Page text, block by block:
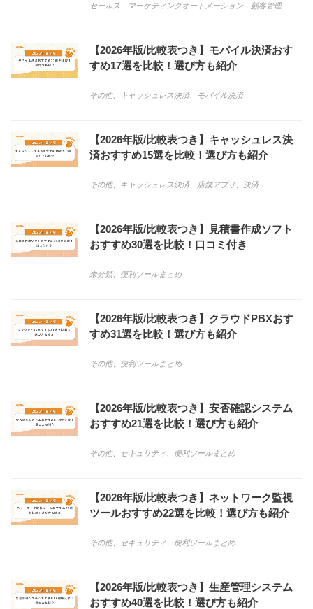
セールス マーケティングオートメーション 顧客管理
【2026年版/比較表つき】モバイル決済おす
すめ17選を比較！選び方も紹介
その他、 キャッシュレス決済、 モバイル決済
【2026年版/比較表つき】キャッシュレス決
済おすすめ15選を比較！選び方も紹介
その他、 キャッシュレス決済、 店舗アプリ 決済
【2026年版/比較表つき】見積書作成ソフト
おすすめ30選を比較！口コミ付き
未分類、 便利ツールまとめ
【2026年版/比較表つき】クラウドPBXおす
すめ31選を比較！選び方も紹介
その他、 便利ツールまとめ
【2026年版/比較表つき】安否確認システム
おすすめ21選を比較！選び方も紹介
その他、 セキュリティ 便利ツールまとめ
【2026年版/比較表つき】ネットワーク監視
ツールおすすめ22選を比較！選び方も紹介
その他、 セキュリティ 便利ツールまとめ
【2026年版/比較表つき】生産管理システム
おすすめ40選を比較！選び方も紹介